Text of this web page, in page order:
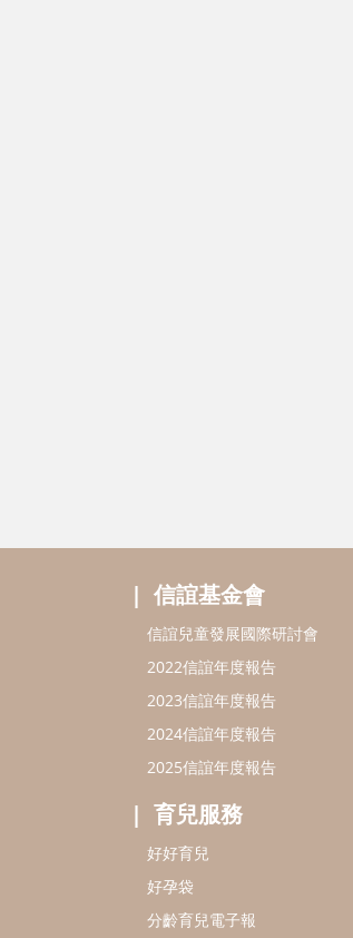
信誼基金會
信誼兒童發展國際研討會
2022信誼年度報告
2023信誼年度報告
2024信誼年度報告
2025信誼年度報告
育兒服務
好好育兒
好孕袋
分齡育兒電子報